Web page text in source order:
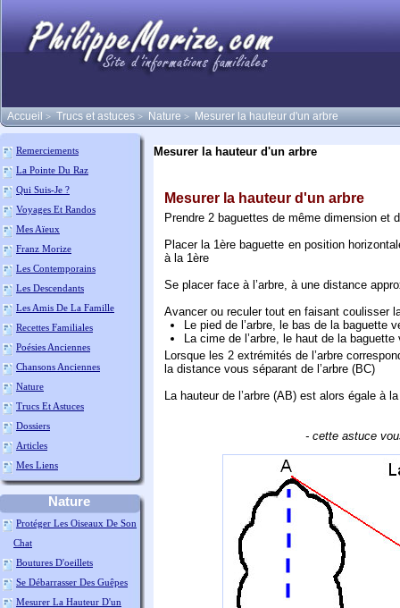
Accueil > Trucs et astuces > Nature > Mesurer la hauteur d'un arbre
Remerciements
La Pointe Du Raz
Qui Suis-Je ?
Voyages Et Randos
Mes Aïeux
Franz Morize
Les Contemporains
Les Descendants
Les Amis De La Famille
Recettes Familiales
Poésies Anciennes
Chansons Anciennes
Nature
Trucs Et Astuces
Dossiers
Articles
Mes Liens
Nature
Protéger Les Oiseaux De Son
Chat
Boutures D'oeillets
Se Débarrasser Des Guêpes
Mesurer La Hauteur D'un
Mesurer la hauteur d'un arbre
Mesurer la hauteur d'un arbre
Prendre 2 baguettes de même dimension et
Placer la 1ère baguette en position
à la 1ère
Se placer face à l’arbre, à une distance
Avancer ou reculer tout en faisant coulisser
Le pied de l’arbre, le bas de la
La cime de l’arbre, le haut de la
Lorsque les 2 extrémités de l’arbre
la distance vous séparant de l’arbre (BC)
La hauteur de l’arbre (AB) est alors égale à
- cette astuce